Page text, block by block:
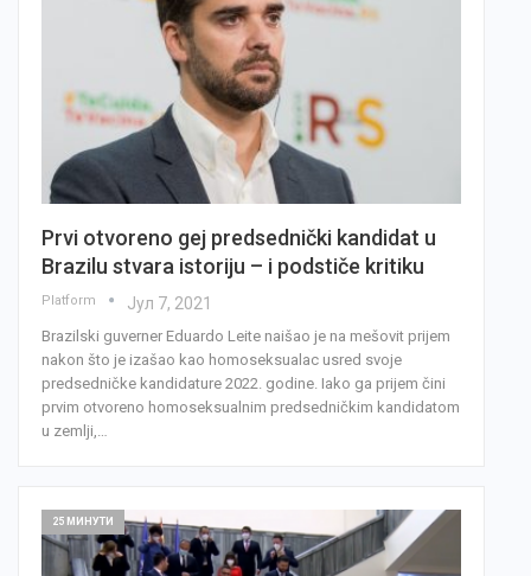
Prvi otvoreno gej predsednički kandidat u
Brazilu stvara istoriju – i podstiče kritiku
Platform Јул 7, 2021
Brazilski guverner Eduardo Leite naišao je na mešovit prijem
nakon što je izašao kao homoseksualac ​​usred svoje
predsedničke kandidature 2022. godine. Iako ga prijem čini
prvim otvoreno homoseksualnim predsedničkim kandidatom
u zemlji,…
25 МИНУТИ